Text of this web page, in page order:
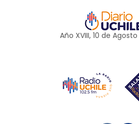
Año XVIII, 10 de Agosto